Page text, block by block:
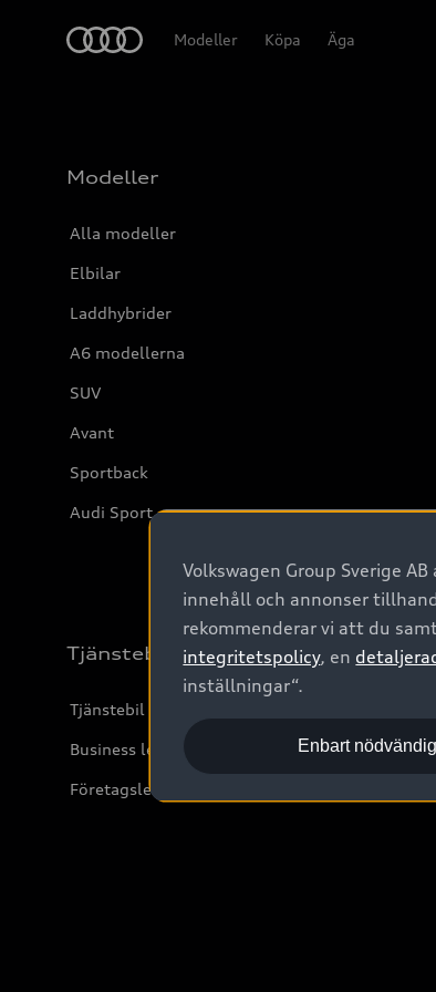
Modeller Köpa Äga
Modeller
Alla modeller
Elbilar
Laddhybrider
A6 modellerna
SUV
Avant
Sportback
Audi Sport
Tjänstebil
Tjänstebil
Business lease online
Företagsleasing
Volkswagen Group Sverige
innehåll och annonser
rekommenderar vi att du
integritetspolicy, en
inställningar“.
Enbart